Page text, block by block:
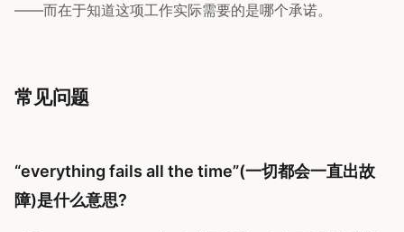
——而在于知道这项工作实际需要的是哪个承诺。
常见问题
“everything fails all the time”(一切都会一直出故
障)是什么意思?